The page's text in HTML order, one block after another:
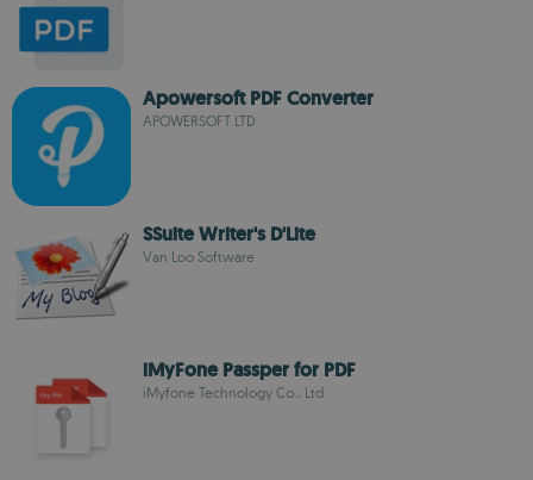
Apowersoft PDF Converter
APOWERSOFT LTD
SSuite Writer's D'Lite
Van Loo Software
iMyFone Passper for PDF
iMyfone Technology Co., Ltd